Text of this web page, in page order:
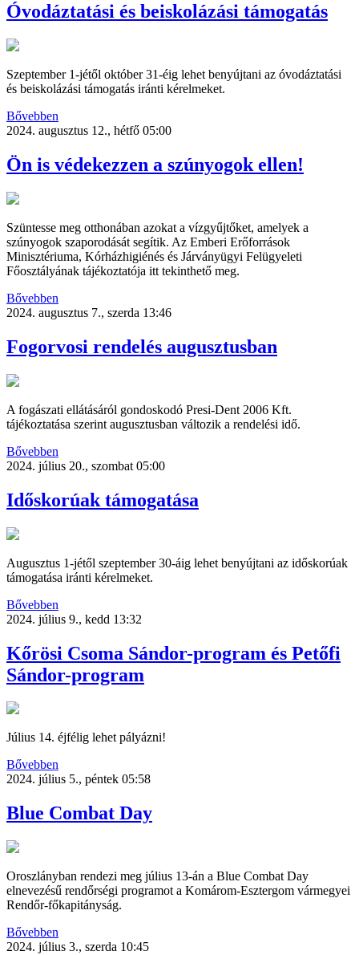
Óvodáztatási és beiskolázási támogatás
Szeptember 1-jétől október 31-éig lehet benyújtani az óvodáztatási
és beiskolázási támogatás iránti kérelmeket.
Bővebben
2024. augusztus 12., hétfő 05:00
Ön is védekezzen a szúnyogok ellen!
Szüntesse meg otthonában azokat a vízgyűjtőket, amelyek a
szúnyogok szaporodását segítik. Az Emberi Erőforrások
Minisztériuma, Kórházhigiénés és Járványügyi Felügyeleti
Főosztályának tájékoztatója itt tekinthető meg.
Bővebben
2024. augusztus 7., szerda 13:46
Fogorvosi rendelés augusztusban
A fogászati ellátásáról gondoskodó Presi-Dent 2006 Kft.
tájékoztatása szerint augusztusban változik a rendelési idő.
Bővebben
2024. július 20., szombat 05:00
Időskorúak támogatása
Augusztus 1-jétől szeptember 30-áig lehet benyújtani az időskorúak
támogatása iránti kérelmeket.
Bővebben
2024. július 9., kedd 13:32
Kőrösi Csoma Sándor-program és Petőfi
Sándor-program
Július 14. éjfélig lehet pályázni!
Bővebben
2024. július 5., péntek 05:58
Blue Combat Day
Oroszlányban rendezi meg július 13-án a Blue Combat Day
elnevezésű rendőrségi programot a Komárom-Esztergom vármegyei
Rendőr-főkapitányság.
Bővebben
2024. július 3., szerda 10:45